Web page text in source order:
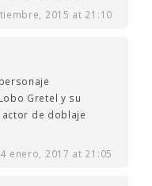
2015 at 21:10
Gretel y su
de doblaje
4 enero, 2017 at 21:05